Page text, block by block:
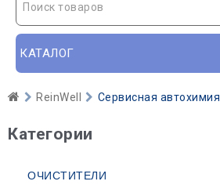
Поиск товаров
КАТАЛОГ
ReinWell Сервисная автохимия
Категории
ОЧИСТИТЕЛИ